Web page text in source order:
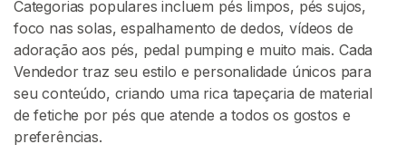
Categorias populares incluem pés limpos, pés sujos,
foco nas solas, espalhamento de dedos, vídeos de
adoração aos pés, pedal pumping e muito mais. Cada
Vendedor traz seu estilo e personalidade únicos para
seu conteúdo, criando uma rica tapeçaria de material
de fetiche por pés que atende a todos os gostos e
preferências.
c
h
i
s
t
a
P